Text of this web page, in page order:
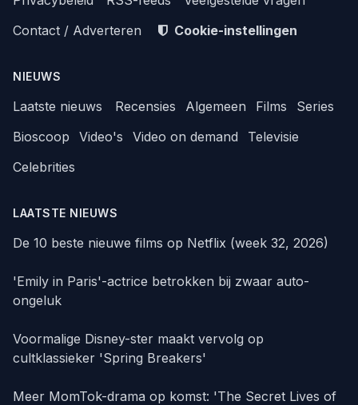
Contact / Adverteren
Cookie-instellingen
NIEUWS
Laatste nieuws Recensies Algemeen Films
Series
Bioscoop
Video's Video on demand
Televisie
Celebrities
LAATSTE NIEUWS
De 10 beste nieuwe films op Netflix (week 32, 2026)
'Emily in Paris'-actrice betrokken bij zwaar auto-
ongeluk
Voormalige Disney-ster maakt vervolg op
cultklassieker 'Spring Breakers'
Meer MomTok-drama op komst: 'The Secret Lives of